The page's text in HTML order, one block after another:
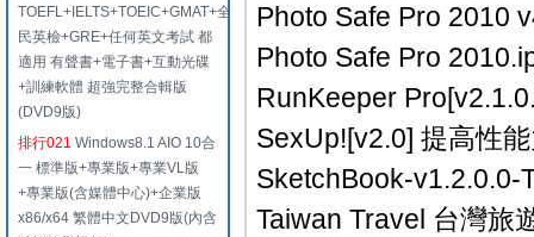
TOEFL+IELTS+TOEIC+GMAT+全
民英檢+GRE+任何英文考試 都
適用 有聲書+電子書+互動光碟
+訓練軟體 超強完整合輯版
(DVD9版)
排行021 Windows8.1 AIO 10合
一 標準版+專業版+專業VL版
+專業版(含媒體中心)+企業版
x86/x64 繁體中文DVD9版(內含
Photo Safe Pro 2010
Photo Safe Pro
RunKeeper
SexUp![v2.0] 提高性
SketchBook-v1.2.0.0-
Taiwan Travel 台灣旅